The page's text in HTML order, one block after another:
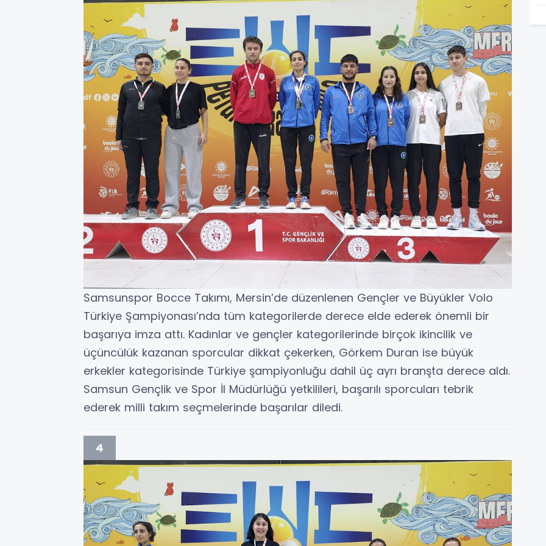
Samsunspor Bocce Takımı, Mersin’de düzenlenen Gençler ve Büyükler Volo
Türkiye Şampiyonası’nda tüm kategorilerde derece elde ederek önemli bir
başarıya imza attı. Kadınlar ve gençler kategorilerinde birçok ikincilik ve
üçüncülük kazanan sporcular dikkat çekerken, Görkem Duran ise büyük
erkekler kategorisinde Türkiye şampiyonluğu dahil üç ayrı branşta derece aldı.
Samsun Gençlik ve Spor İl Müdürlüğü yetkilileri, başarılı sporcuları tebrik
ederek milli takım seçmelerinde başarılar diledi.
4